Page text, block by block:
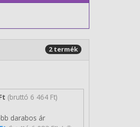
2 termék
(bruttó 6 464 Ft)
darabos ár